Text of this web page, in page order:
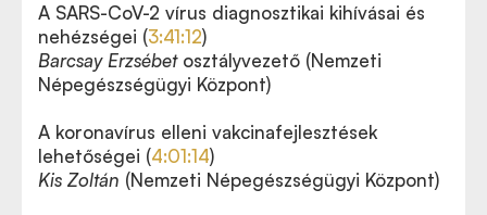
A SARS-CoV-2 vírus diagnosztikai kihívásai és
nehézségei (3:41:12)
Barcsay Erzsébetosztályvezető (Nemzeti
Népegészségügyi Központ)
A koronavírus elleni vakcinafejlesztések
lehetőségei (4:01:14)
Kis Zoltán (Nemzeti Népegészségügyi Központ)